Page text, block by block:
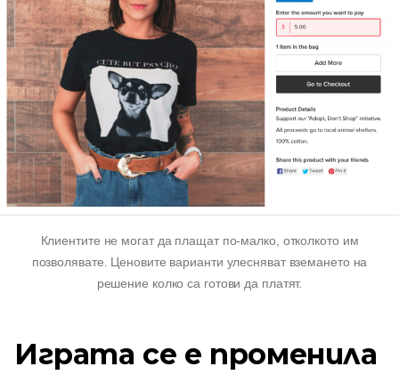
Клиентите не могат да плащат по-малко, отколкото им
позволявате. Ценовите варианти улесняват вземането на
решение колко са готови да платят.
Играта се е променила